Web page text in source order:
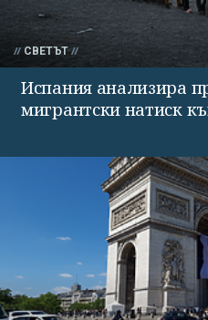
СВЕТЪТ
Испания анализира
мигрантски натиск